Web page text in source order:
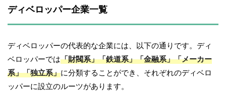
ディベロッパー企業一覧
ディベロッパーの代表的な企業には、以下の通りです。ディ
ベロッパーでは「財閥系」「鉄道系」「金融系」「メーカー
系」「独立系」に分類することができ、それぞれのディベロ
ッパーに設立のルーツがあります。